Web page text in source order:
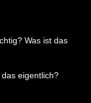
Was ist das
eigentlich?